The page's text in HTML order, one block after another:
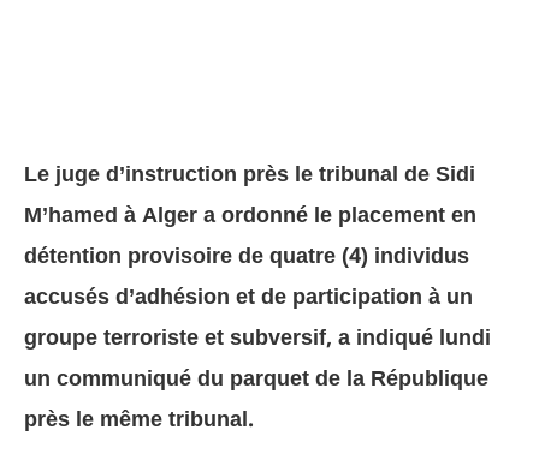
Le juge d’instruction près le tribunal de Sidi
M’hamed à Alger a ordonné le placement en
détention provisoire de quatre (4) individus
accusés d’adhésion et de participation à un
groupe terroriste et subversif, a indiqué lundi
un communiqué du parquet de la République
près le même tribunal.